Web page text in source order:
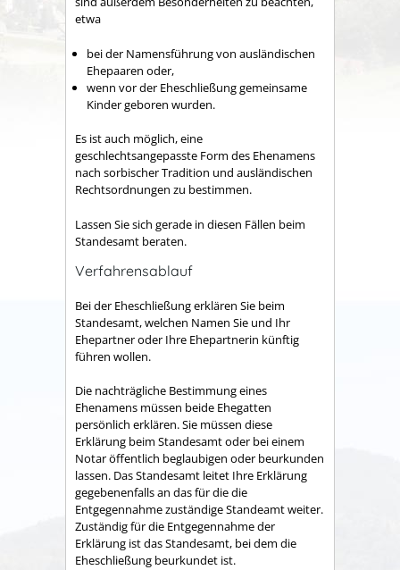
etwa
bei der Namensführung von ausländischen
Ehepaaren oder,
wenn vor der Eheschließung gemeinsame
Kinder geboren wurden.
Es ist auch möglich, eine
geschlechtsangepasste Form des Ehenamens
nach sorbischer Tradition und ausländischen
Rechtsordnungen zu bestimmen.
Lassen Sie sich gerade in diesen Fällen beim
Standesamt beraten.
Verfahrensablauf
Bei der Eheschließung erklären Sie beim
Standesamt, welchen Namen Sie und Ihr
Ehepartner oder Ihre Ehepartnerin künftig
führen wollen.
Die nachträgliche Bestimmung eines
Ehenamens müssen beide Ehegatten
persönlich erklären. Sie müssen diese
Erklärung beim Standesamt oder bei einem
Notar öffentlich beglaubigen oder beurkunden
lassen. Das Standesamt leitet Ihre Erklärung
gegebenenfalls an das für die die
Entgegennahme zuständige Standeamt weiter.
Zuständig für die Entgegennahme der
Erklärung ist das Standesamt, bei dem die
Eheschließung beurkundet ist.